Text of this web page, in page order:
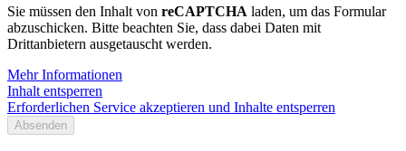
Sie müssen den Inhalt von reCAPTCHA laden, um das Formular
abzuschicken. Bitte beachten Sie, dass dabei Daten mit
Drittanbietern ausgetauscht werden.
Mehr Informationen
Inhalt entsperren
Erforderlichen Service akzeptieren und Inhalte entsperren
Absenden